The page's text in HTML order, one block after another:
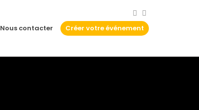
Nous contacter Créer votre événement